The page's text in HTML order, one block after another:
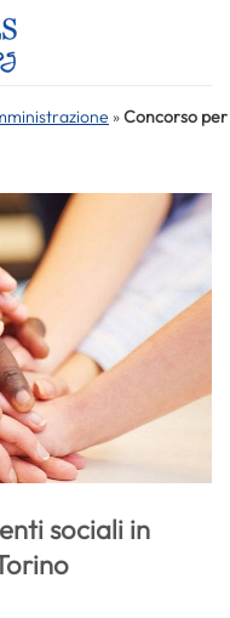
»Concorso per
sociali in